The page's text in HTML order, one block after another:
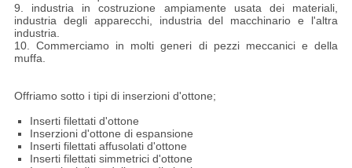
9. industria in costruzione ampiamente usata dei materiali,
industria degli apparecchi, industria del macchinario e l'altra
industria.
10. Commerciamo in molti generi di pezzi meccanici e della
muffa.
Offriamo sotto i tipi di inserzioni d'ottone;
Inserti filettati d'ottone
Inserzioni d'ottone di espansione
Inserti filettati affusolati d'ottone
Inserti filettati simmetrici d'ottone